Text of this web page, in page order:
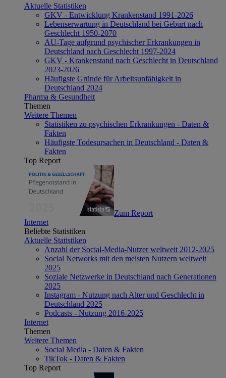
Aktuelle Statistiken
GKV - Entwicklung Krankenstand 1991-2026
Lebenserwartung in Deutschland bei Geburt nach
Geschlecht 1950-2070
AU-Tage aufgrund psychischer Erkrankungen in
Deutschland nach Geschlecht 1997-2024
GKV - Krankenstand nach Geschlecht in Deutschland
2023-2026
Häufigste Gründe für Arbeitsunfähigkeit in
Deutschland 2024
Pharma & Gesundheit
Themen
Weitere Themen
Statistiken zu psychischen Erkrankungen - Daten &
Fakten
Häufigste Todesursachen in Deutschland - Daten &
Fakten
Top Report
Zum Report
Internet
Beliebte Statistiken
Aktuelle Statistiken
Anzahl der Social-Media-Nutzer weltweit 2012-2025
Social Networks mit den meisten Nutzern weltweit
2025
Soziale Netzwerke in Deutschland nach Generationen
2025
Instagram - Nutzung nach Alter und Geschlecht in
Deutschland 2025
Podcasts - Nutzung 2016-2025
Internet
Themen
Weitere Themen
Social Media - Daten & Fakten
TikTok - Daten & Fakten
Top Report